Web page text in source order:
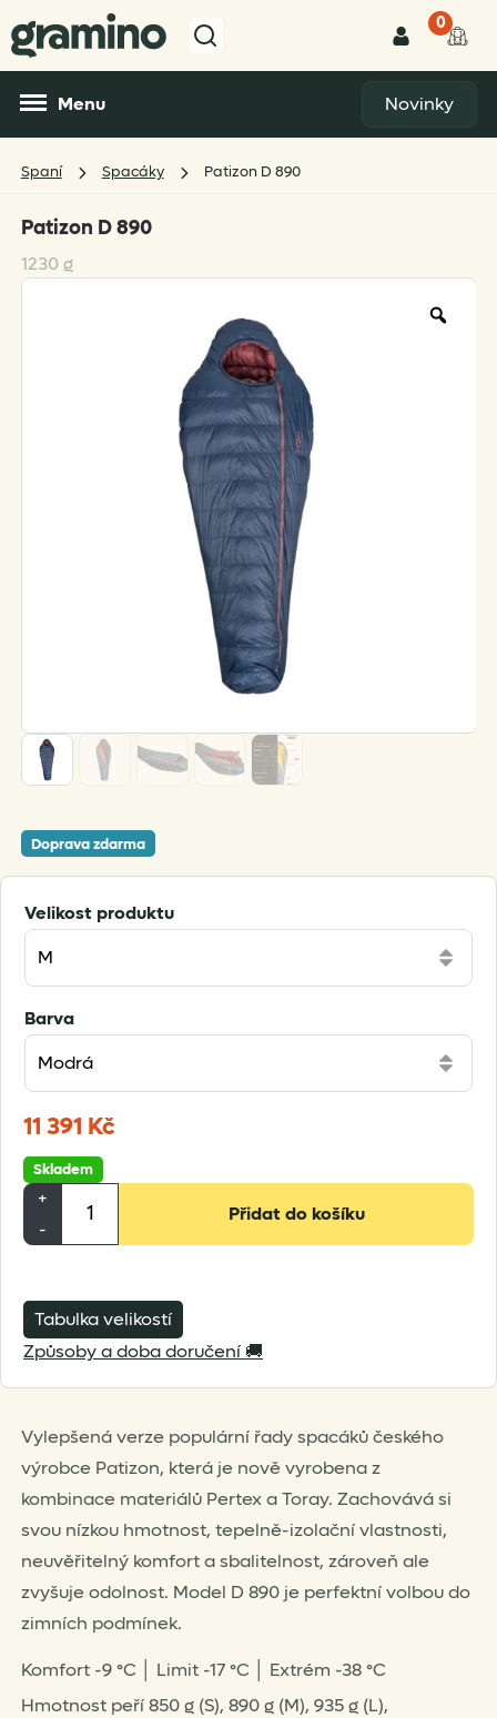
0
Menu Novinky
Spaní Spacáky Patizon D 890
Patizon D 890
1230 g
Doprava zdarma
Vylepšená verze populární řady spacáků českého
výrobce Patizon, která je nově vyrobena z
kombinace materiálů Pertex a Toray. Zachovává si
svou nízkou hmotnost, tepelně-izolační vlastnosti,
neuvěřitelný komfort a sbalitelnost, zároveň ale
zvyšuje odolnost. Model D 890 je perfektní volbou do
zimních podmínek.
Velikost produktu
Barva
11 391 Kč
Skladem
+
-
Přidat do košíku
Tabulka velikostí
Způsoby a doba doručení 🚚
Komfort -9 °C │ Limit -17 °C │ Extrém -38 °C
Hmotnost peří 850 g (S), 890 g (M), 935 g (L),